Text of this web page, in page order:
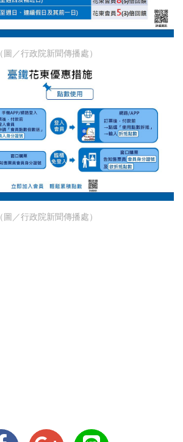
（圖／行政院新聞傳播處）
（圖／行政院新聞傳播處）